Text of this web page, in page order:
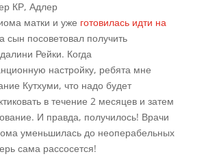
КР, Адлер
матки и уже готовилась идти на
сын посоветовал получить
Рейки. Когда
настройку, ребята мне
Кутхуми, что надо будет
в течение 2 месяцев и затем
И правда, получилось! Врачи
уменьшилась до неоперабельных
сама рассосется!